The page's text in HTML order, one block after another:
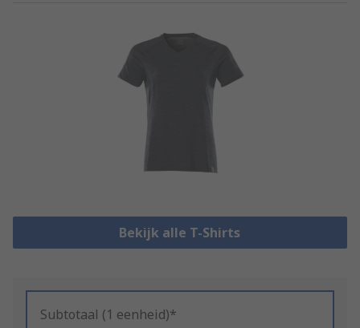
Bekijk alle T-Shirts
Subtotaal (1 eenheid)*